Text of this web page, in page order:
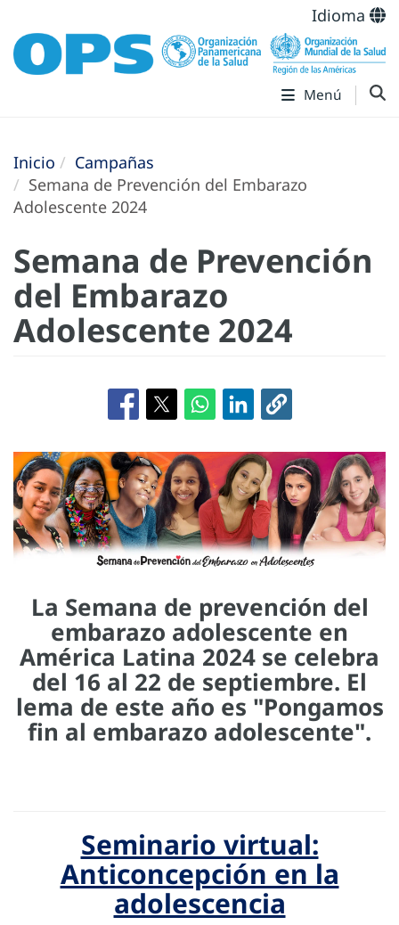
Idioma
Menú
Inicio
Campañas
Semana de Prevención del Embarazo
Adolescente 2024
Semana de Prevención
del Embarazo
Adolescente 2024
La Semana de prevención del
embarazo adolescente en
América Latina 2024 se celebra
del 16 al 22 de septiembre. El
lema de este año es "Pongamos
fin al embarazo adolescente".
Seminario virtual:
Anticoncepción en la
adolescencia